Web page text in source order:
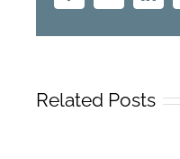
Related Posts